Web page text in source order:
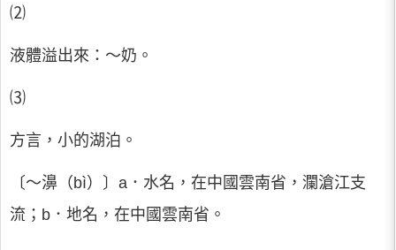
⑵
液體溢出來：～奶。
⑶
方言，小的湖泊。
〔～濞（bì）〕a．水名，在中國雲南省，瀾滄江支
流；b．地名，在中國雲南省。